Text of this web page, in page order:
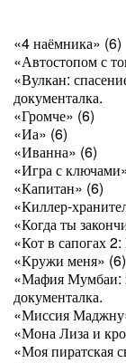
«4 наёмника» (6)
«Автостопом с
«Вулкан:
документалка.
«Громче» (6)
«Иа» (6)
«Иванна» (6)
«Игра с
«Капитан» (6)
«Киллер-
«Когда ты
«Кот в сапогах
«Кружи меня» (6)
«Мафия Мумбаи:
документалка.
«Миссия
«Мона Лиза и
«Моя пиратская